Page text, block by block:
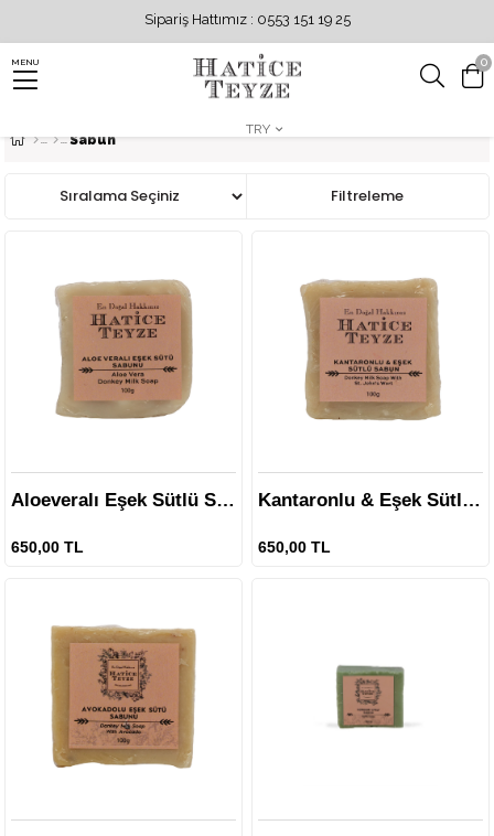
Sipariş Hattımız : 0553 151 19 25
MENU
TRY
0
Sabun
Filtreleme
Sıralama
Aloeveralı Eşek Sütlü Sabun - 100 gr.
650,00 TL
Kantaronlu & Eşek Sütlü Sabun - 100 gr.
650,00 TL